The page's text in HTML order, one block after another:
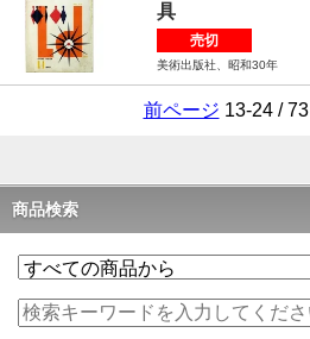
具
売切
美術出版社、昭和30年
前ページ 13-24 / 73
商品検索